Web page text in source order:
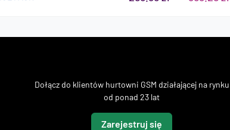
Dołącz do klientów hurtowni GSM działającej na rynku
od ponad 23 lat
Zarejestruj się